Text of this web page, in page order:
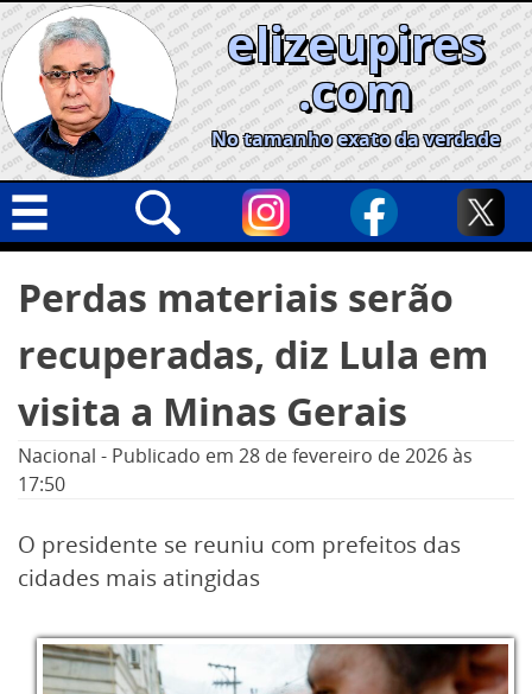
Skip
to
content
elizeupires
.com
No tamanho exato da verdade
Geral
Cidades
Política
Opinião
por:
Perdas materiais serão
recuperadas, diz Lula em
visita a Minas Gerais
Nacional - Publicado em 28 de fevereiro de 2026às
17:50
O presidente se reuniu com prefeitos das
cidades mais atingidas